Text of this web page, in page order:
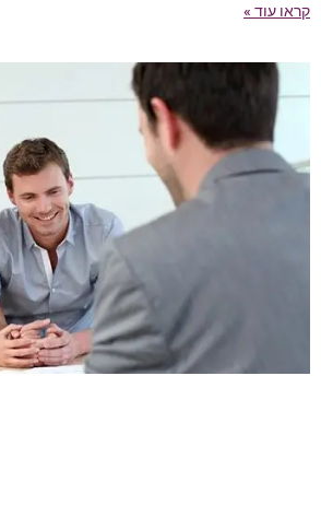
קראו עוד »